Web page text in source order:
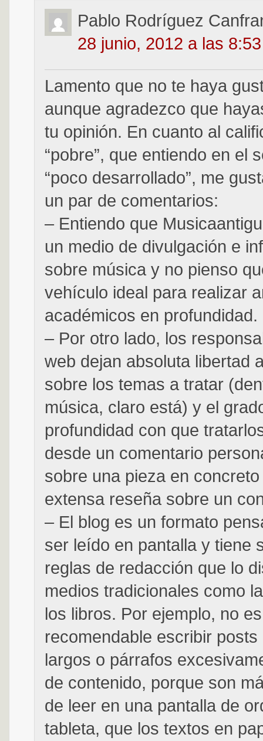
Pablo Rodríguez
28 junio, 2012 a las
Lamento que no te haya
aunque agradezco que
tu opinión. En cuanto al
“pobre”, que entiendo en el
“poco desarrollado”, me
un par de comentarios:
– Entiendo que
un medio de divulgación e
sobre música y no pienso
vehículo ideal para realizar
académicos en profundidad.
– Por otro lado, los
web dejan absoluta libertad
sobre los temas a tratar
música, claro está) y el
profundidad con que
desde un comentario
sobre una pieza en
extensa reseña sobre un
– El blog es un formato
ser leído en pantalla y tiene
reglas de redacción que lo
medios tradicionales como
los libros. Por ejemplo, no es
recomendable escribir
largos o párrafos
de contenido, porque son
de leer en una pantalla de
tableta, que los textos en